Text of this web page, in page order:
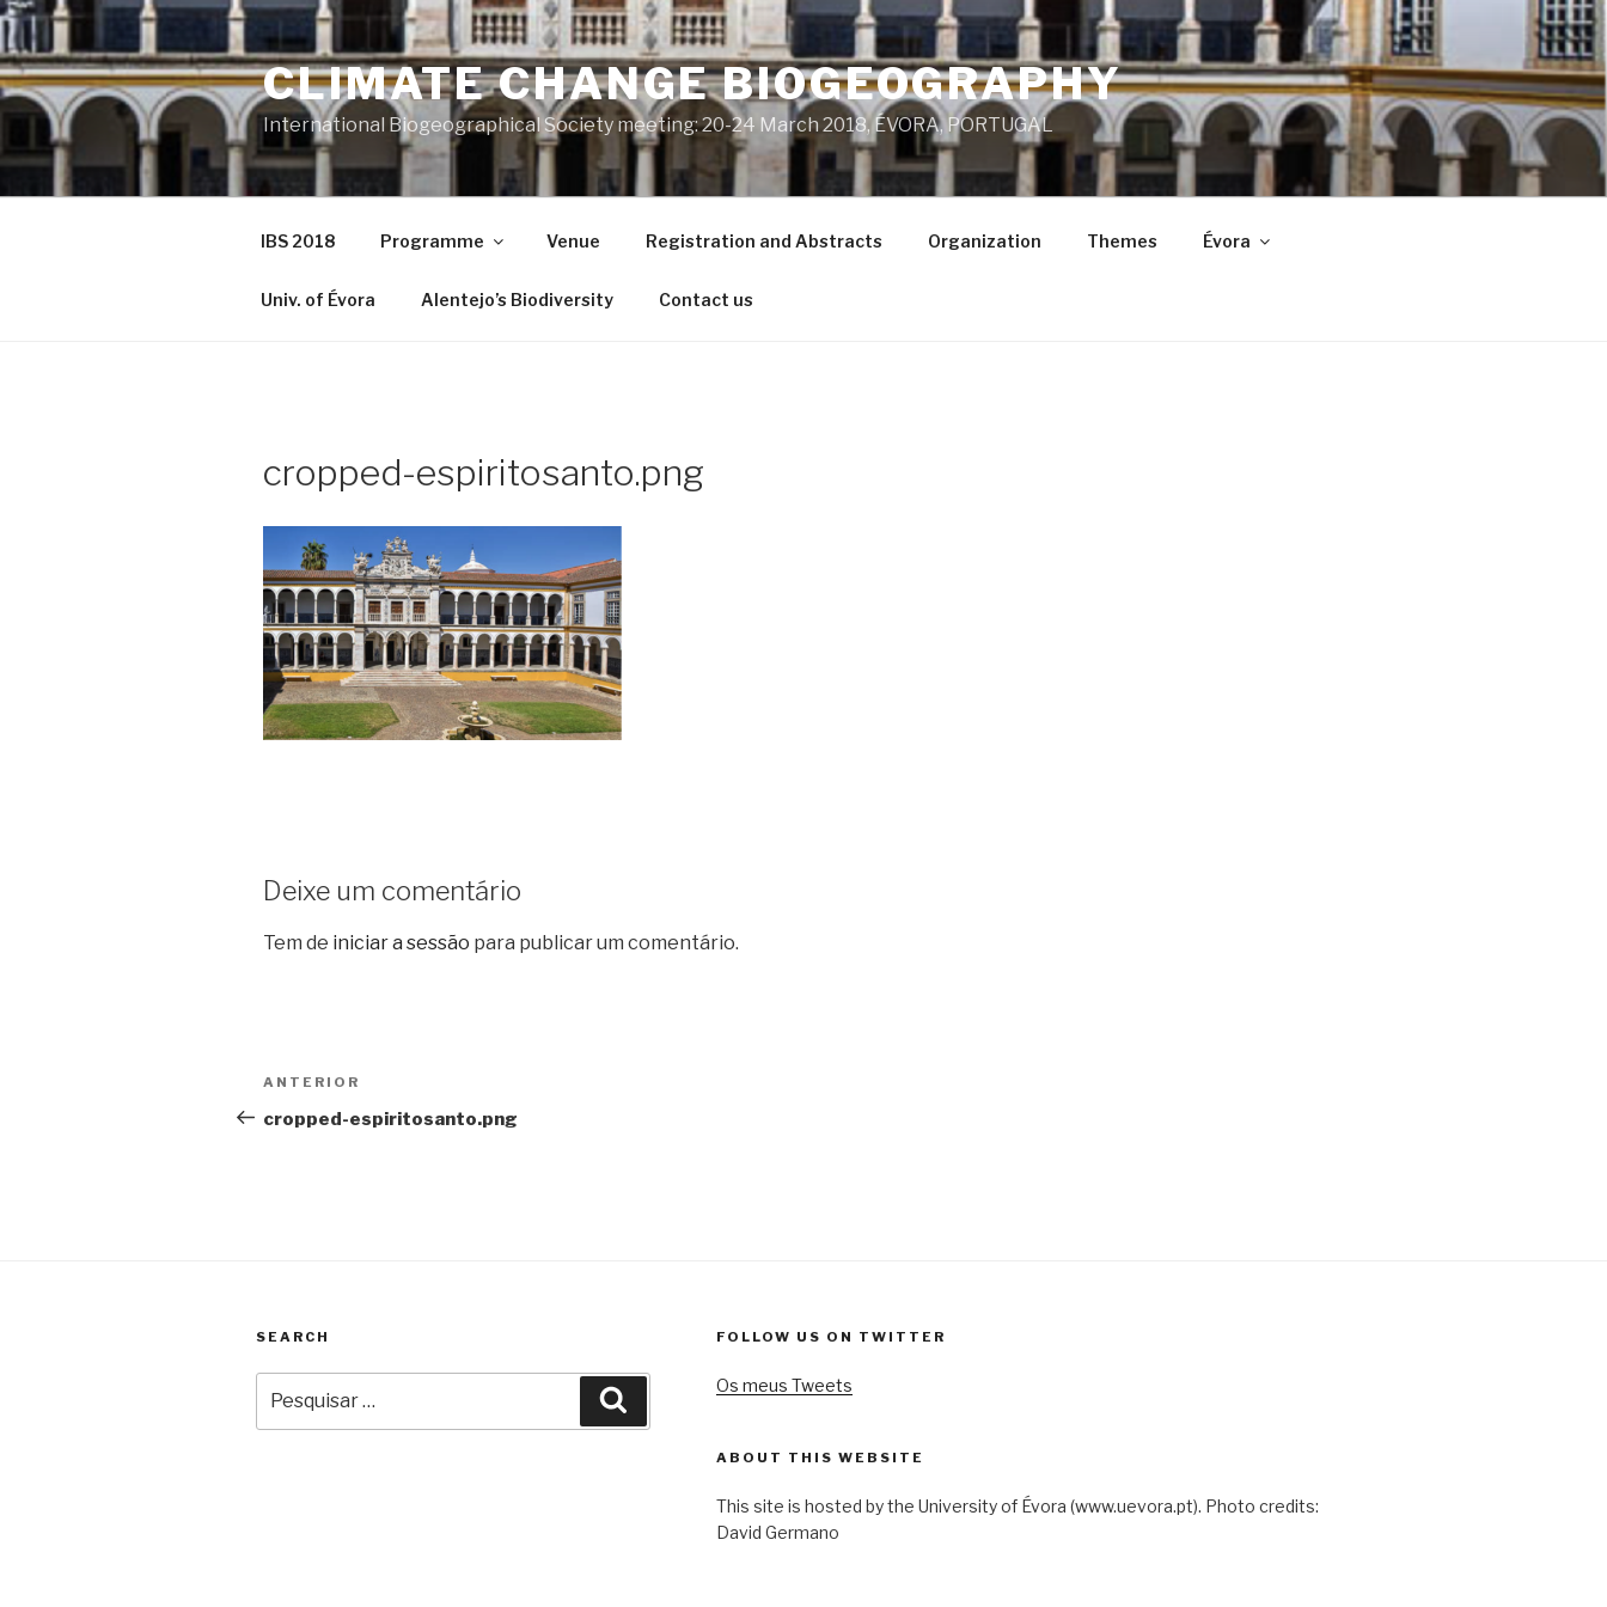
Saltar
para
o
conteúdo
CLIMATE CHANGE BIOGEOGRAPHY
International Biogeographical Society meeting: 20-24 March 2018, ÉVORA, PORTUGAL
IBS 2018 Programme Venue Registration and Abstracts Organization Themes Évora
Univ. of Évora Alentejo’s Biodiversity Contact us
cropped-espiritosanto.png
Deixe um comentário
Tem de iniciar a sessão para publicar um comentário.
Navegação
de
Conteúdo
anterior
ANTERIOR
cropped-espiritosanto.png
SEARCH
por:
Pesquisar
FOLLOW US ON TWITTER
Os meus Tweets
ABOUT THIS WEBSITE
This site is hosted by the University of Évora (www.uevora.pt). Photo credits:
David Germano